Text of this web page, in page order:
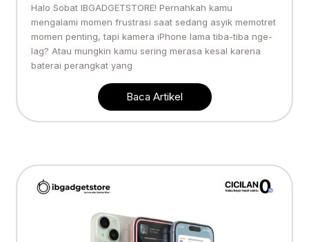
Halo Sobat IBGADGETSTORE! Pernahkah kamu
mengalami momen frustrasi saat sedang asyik memotret
momen penting, tapi kamera iPhone lama tiba-tiba nge-
lag? Atau mungkin kamu sering merasa kesal karena
baterai perangkat yang
Baca Artikel